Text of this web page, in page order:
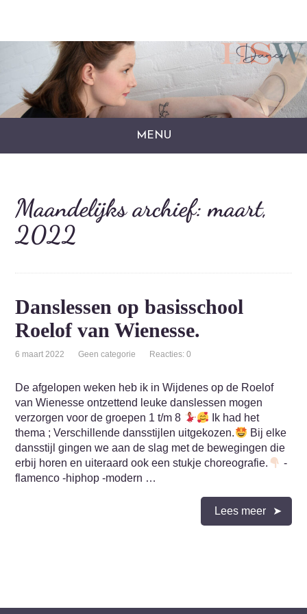
MENU
Maandelijks archief: maart,
2022
Danslessen op basisschool
Roelof van Wienesse.
6 maart 2022 Geen categorie Reacties: 0
De afgelopen weken heb ik in Wijdenes op de Roelof
van Wienesse ontzettend leuke danslessen mogen
verzorgen voor de groepen 1 t/m 8
Ik had het
thema ; Verschillende dansstijlen uitgekozen.
Bij elke
dansstijl gingen we aan de slag met de bewegingen die
erbij horen en uiteraard ook een stukje choreografie.
-
flamenco -hiphop -modern …
Lees meer